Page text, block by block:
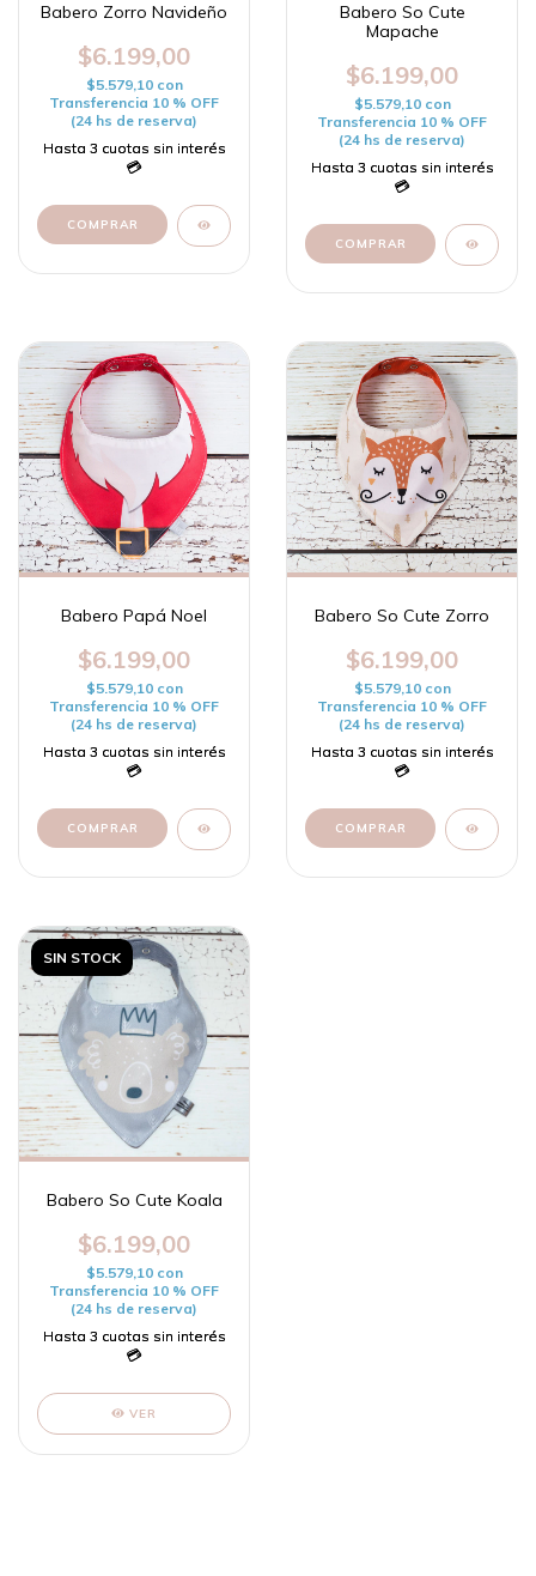
Babero Zorro Navideño
$6.199,00
$5.579,10 con
Transferencia 10 % OFF
(24 hs de reserva)
Babero So Cute
Mapache
$6.199,00
$5.579,10 con
Transferencia 10 % OFF
(24 hs de reserva)
Babero Papá Noel
$6.199,00
$5.579,10 con
Transferencia 10 % OFF
(24 hs de reserva)
Babero So Cute Zorro
$6.199,00
$5.579,10 con
Transferencia 10 % OFF
(24 hs de reserva)
SIN STOCK
Babero So Cute Koala
$6.199,00
$5.579,10 con
Transferencia 10 % OFF
(24 hs de reserva)
VER